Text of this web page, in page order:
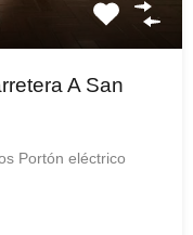
A San
Portón eléctrico